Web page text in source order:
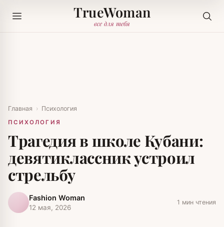
TrueWoman
все для тебя
Главная › Психология
ПСИХОЛОГИЯ
Трагедия в школе Кубани:
девятиклассник устроил
стрельбу
Fashion Woman
12 мая, 2026
1 мин чтения